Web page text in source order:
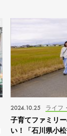
ライフ
2024.10.25
子育てファミリ
い！「石川県小